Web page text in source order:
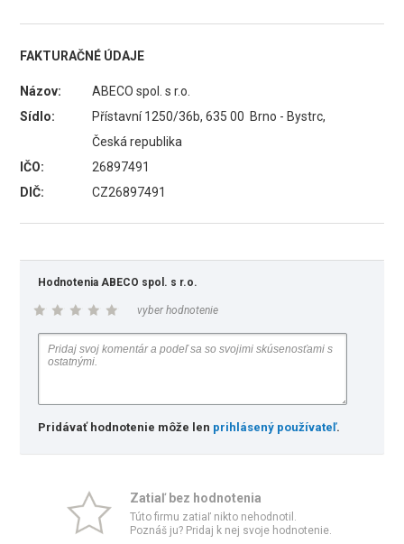
FAKTURAČNÉ ÚDAJE
Názov:
ABECO spol. s r.o.
Sídlo:
Přístavní 1250/36b, 635 00 Brno - Bystrc,
Česká republika
IČO:
26897491
DIČ:
CZ26897491
Hodnotenia ABECO spol. s r.o.
vyber hodnotenie
Pridávať hodnotenie môže len prihlásený používateľ.
Zatiaľ bez hodnotenia
Túto firmu zatiaľ nikto nehodnotil.
Poznáš ju? Pridaj k nej svoje hodnotenie.